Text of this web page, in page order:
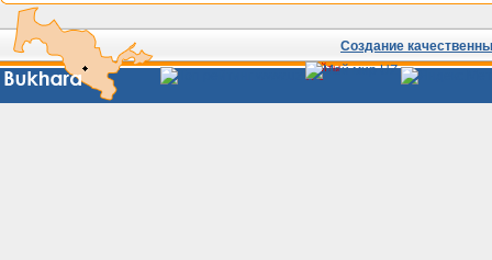
Создание
Сайты
Узбекистана